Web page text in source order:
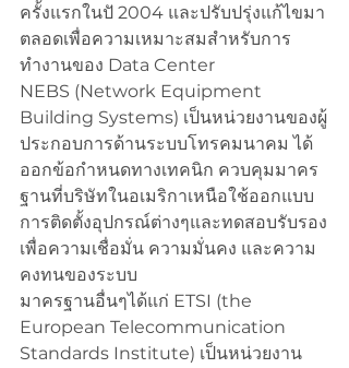
ครั้งแรกในปั 2004 และปรับปรุ่งแก้ไขมา
ตลอดเพื่อความเหมาะสมสำหรับการ
ทำงานของ Data Center
NEBS (Network Equipment
Building Systems) เป็นหน่วยงานของผู้
ประกอบการด้านระบบโทรคมนาคม ได้
ออกข้อกำหนดทางเทคนิก ควบคุมมาคร
ฐานที่บริษัทในอเมริกาเหนือใช้ออกแบบ
การติดตั้งอุปกรณ์ต่างๆและทดสอบรับรอง
เพื่อความเชื่อมั่น ความมั่นคง และความ
คงทนของระบบ
มาครฐานอื่นๆได้แก่ ETSI (the
European Telecommunication
Standards Institute) เป็นหน่วยงาน